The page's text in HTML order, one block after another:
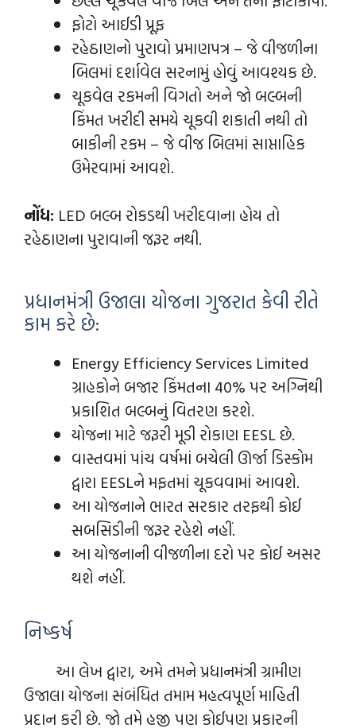
ફોટો આઈડી પ્રૂફ
રહેઠાણનો પુરાવો પ્રમાણપત્ર – જે વીજળીના
બિલમાં દર્શાવેલ સરનામું હોવું આવશ્યક છે.
ચૂકવેલ રકમની વિગતો અને જો બલ્બની
કિંમત ખરીદી સમયે ચૂકવી શકાતી નથી તો
બાકીની રકમ – જે વીજ બિલમાં સાપ્તાહિક
ઉમેરવામાં આવશે.
નોંધ: LED બલ્બ રોકડથી ખરીદવાના હોય તો
રહેઠાણના પુરાવાની જરૂર નથી.
પ્રધાનમંત્રી ઉજાલા યોજના ગુજરાત કેવી રીતે
કામ કરે છે:
Energy Efficiency Services Limited
ગ્રાહકોને બજાર કિંમતના 40% પર અગ્નિથી
પ્રકાશિત બલ્બનું વિતરણ કરશે.
યોજના માટે જરૂરી મૂડી રોકાણ EESL છે.
વાસ્તવમાં પાંચ વર્ષમાં બચેલી ઊર્જા ડિસ્કોમ
દ્વારા EESLને મફતમાં ચૂકવવામાં આવશે.
આ યોજનાને ભારત સરકાર તરફથી કોઈ
સબસિડીની જરૂર રહેશે નહીં.
આ યોજનાની વીજળીના દરો પર કોઈ અસર
થશે નહીં.
નિષ્કર્ષ
આ લેખ દ્વારા, અમે તમને પ્રધાનમંત્રી ગ્રામીણ
ઉજાલા યોજના સંબંધિત તમામ મહત્વપૂર્ણ માહિતી
પ્રદાન કરી છે. જો તમે હજી પણ કોઈપણ પ્રકારની